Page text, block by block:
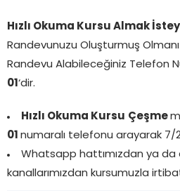
Hızlı Okuma Kursu Almak
Randevunuzu Oluşturmuş
Randevu Alabileceğiniz Telefon
01 ‘dir.
Hızlı Okuma Kursu Çeşme
01 numaralı telefonu arayarak 7/
Whatsapp hattımızdan ya da
kanallarımızdan kursumuzla